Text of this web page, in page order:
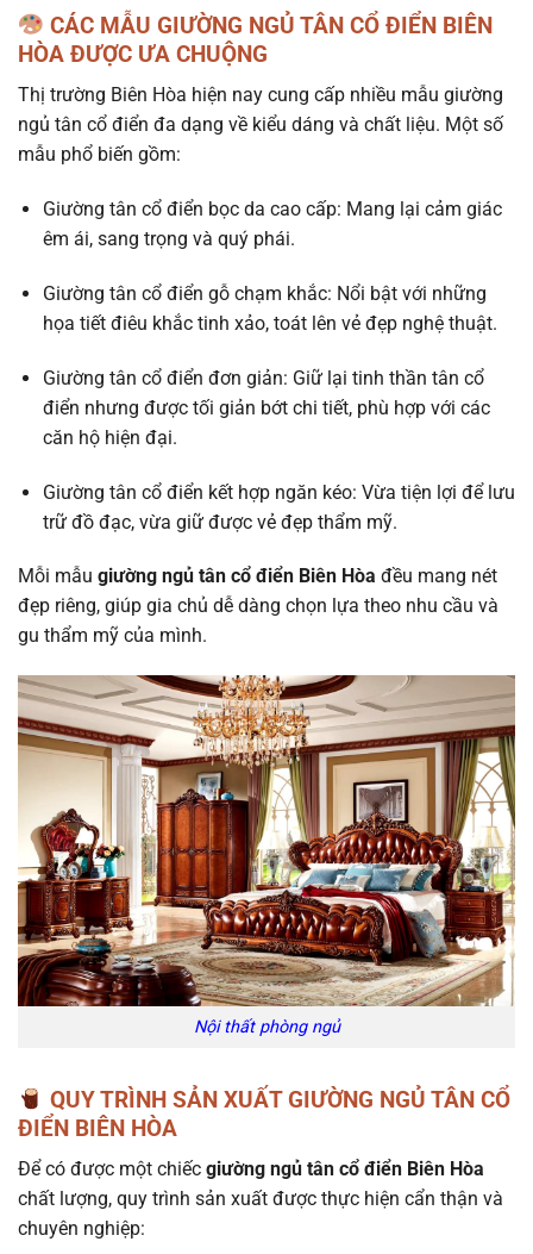
CÁC MẪU GIƯỜNG NGỦ TÂN CỔ ĐIỂN BIÊN
HÒA ĐƯỢC ƯA CHUỘNG
Thị trường Biên Hòa hiện nay cung cấp nhiều mẫu giường
ngủ tân cổ điển đa dạng về kiểu dáng và chất liệu. Một số
mẫu phổ biến gồm:
Giường tân cổ điển bọc da cao cấp: Mang lại cảm giác
êm ái, sang trọng và quý phái.
Giường tân cổ điển gỗ chạm khắc: Nổi bật với những
họa tiết điêu khắc tinh xảo, toát lên vẻ đẹp nghệ thuật.
Giường tân cổ điển đơn giản: Giữ lại tinh thần tân cổ
điển nhưng được tối giản bớt chi tiết, phù hợp với các
căn hộ hiện đại.
Giường tân cổ điển kết hợp ngăn kéo: Vừa tiện lợi để lưu
trữ đồ đạc, vừa giữ được vẻ đẹp thẩm mỹ.
Mỗi mẫu giường ngủ tân cổ điển Biên Hòa đều mang nét
đẹp riêng, giúp gia chủ dễ dàng chọn lựa theo nhu cầu và
gu thẩm mỹ của mình.
Nội thất phòng ngủ
QUY TRÌNH SẢN XUẤT GIƯỜNG NGỦ TÂN CỔ
ĐIỂN BIÊN HÒA
Để có được một chiếc giường ngủ tân cổ điển Biên Hòa
chất lượng, quy trình sản xuất được thực hiện cẩn thận và
chuyên nghiệp: